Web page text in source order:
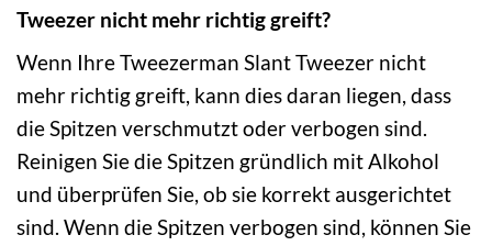
Tweezer nicht mehr richtig greift?
Wenn Ihre Tweezerman Slant Tweezer nicht
mehr richtig greift, kann dies daran liegen, dass
die Spitzen verschmutzt oder verbogen sind.
Reinigen Sie die Spitzen gründlich mit Alkohol
und überprüfen Sie, ob sie korrekt ausgerichtet
sind. Wenn die Spitzen verbogen sind, können Sie